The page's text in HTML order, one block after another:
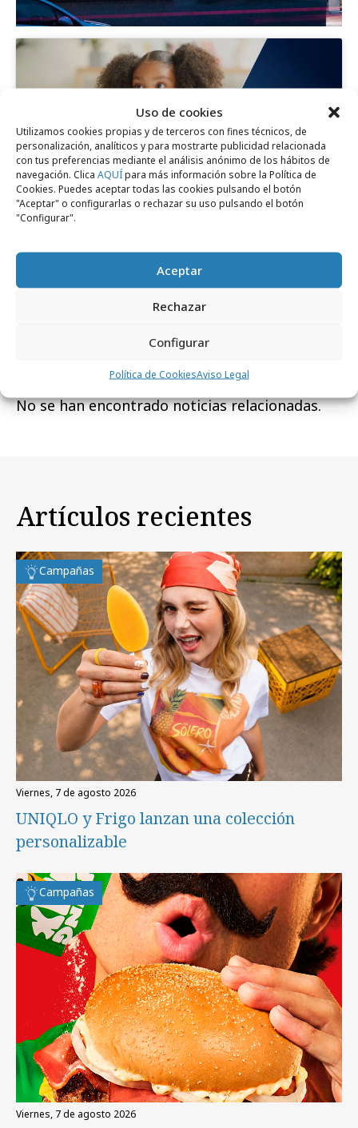
Uso de cookies
Utilizamos cookies propias y de terceros con fines técnicos, de
personalización, analíticos y para mostrarte publicidad relacionada
con tus preferencias mediante el análisis anónimo de los hábitos de
navegación. Clica AQUÍpara más información sobre la Política de
Cookies. Puedes aceptar todas las cookies pulsando el botón
"Aceptar" o configurarlas o rechazar su uso pulsando el botón
"Configurar".
Aceptar
Rechazar
Configurar
Política de CookiesAviso Legal
Haz clic para aceptar cookies de marketing
y permitir este contenido
Comparte
Noticias Relacionadas
No se han encontrado noticias relacionadas.
Artículos recientes
Campañas
viernes, 7 de agosto 2026
UNIQLO y Frigo lanzan una colección
personalizable
Campañas
viernes, 7 de agosto 2026